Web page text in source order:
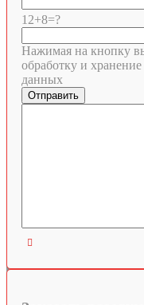
12+8=?
Нажимая на кнопку
обработку и
данных
